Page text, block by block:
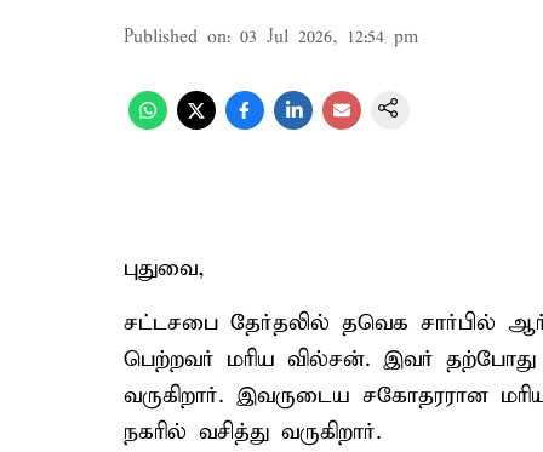
Published on: 03 Jul 2026, 12:54 pm
புதுவை,
சட்டசபை தேர்தலில் தவெக சார்பில்
பெற்றவர் மரிய வில்சன். இவர் தற்போது
வருகிறார். இவருடைய சகோதரரான
நகரில் வசித்து வருகிறார்.